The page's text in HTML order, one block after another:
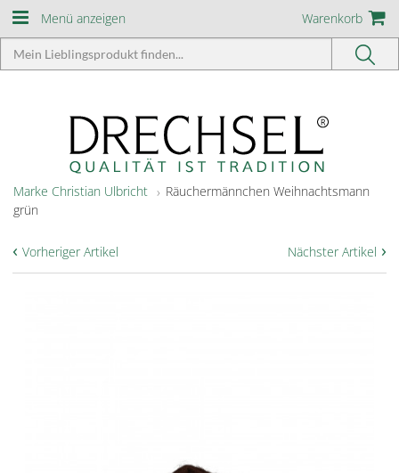
Menü anzeigen Warenkorb
Marke Christian Ulbricht
Räuchermännchen Weihnachtsmann
grün
Nächster Artikel ›
‹ Vorheriger Artikel